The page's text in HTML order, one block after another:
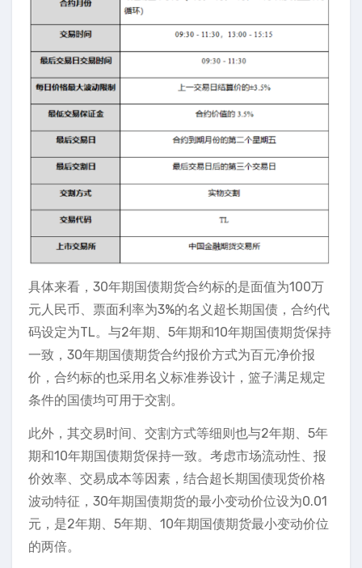
具体来看，30年期国债期货合约标的是面值为100万
元人民币、票面利率为3%的名义超长期国债，合约代
码设定为TL。与2年期、5年期和10年期国债期货保持
一致，30年期国债期货合约报价方式为百元净价报
价，合约标的也采用名义标准券设计，篮子满足规定
条件的国债均可用于交割。
此外，其交易时间、交割方式等细则也与2年期、5年
期和10年期国债期货保持一致。考虑市场流动性、报
价效率、交易成本等因素，结合超长期国债现货价格
波动特征，30年期国债期货的最小变动价位设为0.01
元，是2年期、5年期、10年期国债期货最小变动价位
的两倍。